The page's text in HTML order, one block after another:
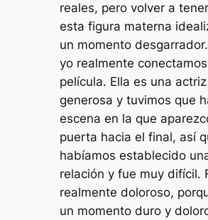
reales, pero volver a
esta figura materna
un momento
yo realmente
película. Ella es una
generosa y tuvimos que
escena en la que
puerta hacia el final, así
habíamos establecido
relación y fue muy difícil.
realmente doloroso,
un momento duro y